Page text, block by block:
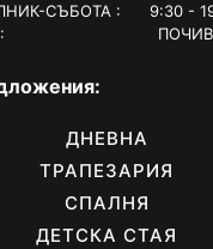
СЪБОТА : 9:30 -
ПОЧИВЕН
ДНЕВНА
ТРАПЕЗАРИЯ
СПАЛНЯ
ДЕТСКА СТАЯ